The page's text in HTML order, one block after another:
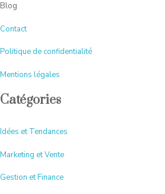
Blog
Contact
Politique de confidentialité
Mentions légales
Catégories
Idées et Tendances
Marketing et Vente
Gestion et Finance